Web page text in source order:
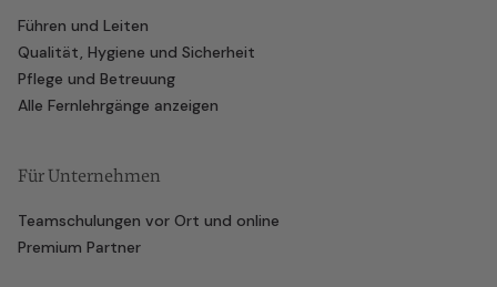
Führen und Leiten
Qualität, Hygiene und Sicherheit
Pflege und Betreuung
Alle Fernlehrgänge anzeigen
Für Unternehmen
Teamschulungen vor Ort und online
Premium Partner